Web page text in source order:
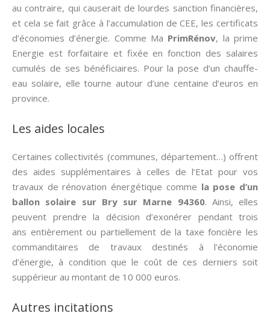
au contraire, qui causerait de lourdes sanction financières,
et cela se fait grâce à l’accumulation de CEE, les certificats
d’économies d’énergie. Comme Ma PrimRénov, la prime
Energie est forfaitaire et fixée en fonction des salaires
cumulés de ses bénéficiaires. Pour la pose d’un chauffe-
eau solaire, elle tourne autour d’une centaine d’euros en
province.
Les aides locales
Certaines collectivités (communes, département…) offrent
des aides supplémentaires à celles de l’Etat pour vos
travaux de rénovation énergétique comme la pose d’un
ballon solaire sur Bry sur Marne 94360. Ainsi, elles
peuvent prendre la décision d’exonérer pendant trois
ans entièrement ou partiellement de la taxe foncière les
commanditaires de travaux destinés à l’économie
d’énergie, à condition que le coût de ces derniers soit
suppérieur au montant de 10 000 euros.
Autres incitations